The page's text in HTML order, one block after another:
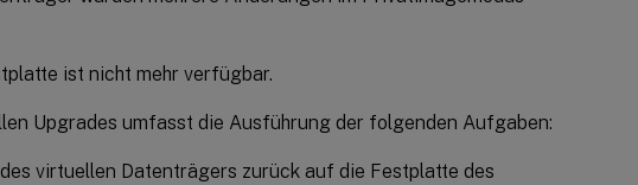
ist nicht mehr verfügbar.
Upgrades umfasst die Ausführung der folgenden Aufgaben:
virtuellen Datenträgers zurück auf die Festplatte des